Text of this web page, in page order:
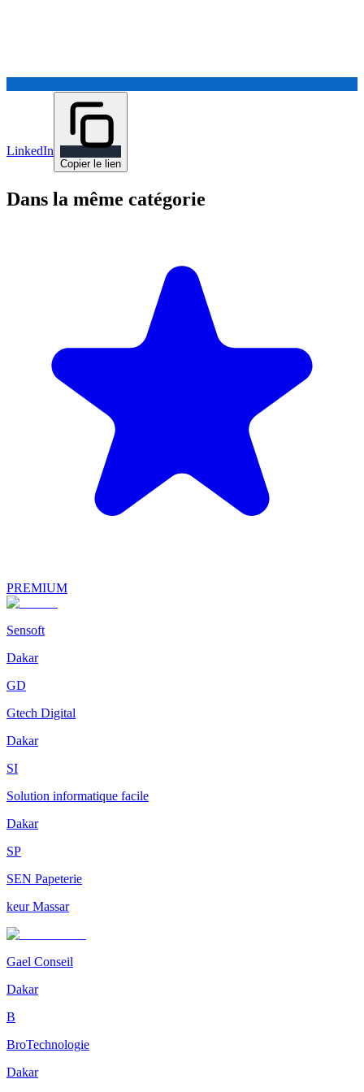
LinkedIn
Copier le lien
Dans la même catégorie
PREMIUM
Sensoft
Dakar
GD
Gtech Digital
Dakar
SI
Solution informatique facile
Dakar
SP
SEN Papeterie
keur Massar
Gael Conseil
Dakar
B
BroTechnologie
Dakar